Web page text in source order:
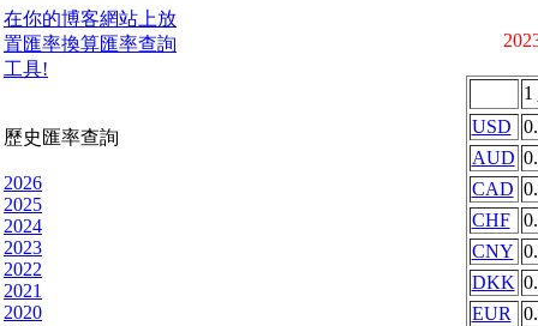
在你的博客網站上放
置匯率換算匯率查詢
工具!
歷史匯率查詢
2026
2025
2024
2023
2022
2021
2020
1
USD
AUD
CAD
CHF
CNY
DKK
EUR